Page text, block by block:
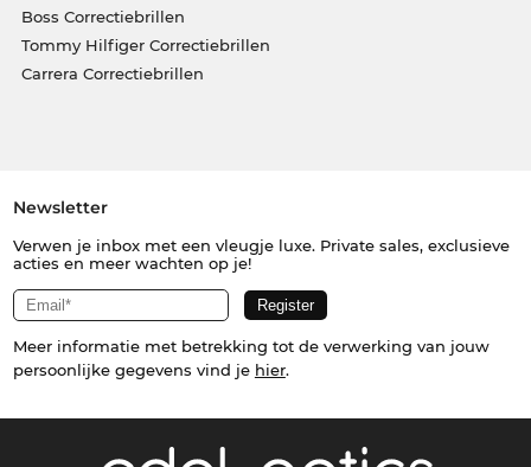
Boss Correctiebrillen
Tommy Hilfiger Correctiebrillen
Carrera Correctiebrillen
Newsletter
Verwen je inbox met een vleugje luxe. Private sales, exclusieve
acties en meer wachten op je!
Meer informatie met betrekking tot de verwerking van jouw
persoonlijke gegevens vind je hier.